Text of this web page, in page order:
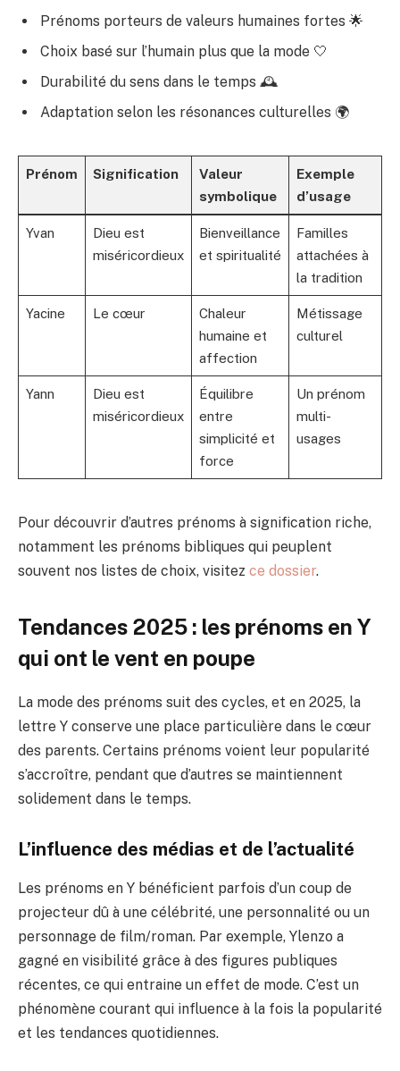
Prénoms porteurs de valeurs humaines fortes 🌟
Choix basé sur l’humain plus que la mode 🤍
Durabilité du sens dans le temps 🕰️
Adaptation selon les résonances culturelles 🌍
Prénom Signification
Valeur
symbolique
Exemple
d’usage
Yvan
Dieu est
miséricordieux
Bienveillance
et spiritualité
Familles
attachées à
la tradition
Yacine Le cœur
Chaleur
humaine et
affection
Métissage
culturel
Yann
Dieu est
miséricordieux
Équilibre
entre
simplicité et
force
Un prénom
multi-
usages
Pour découvrir d’autres prénoms à signification riche,
notamment les prénoms bibliques qui peuplent
souvent nos listes de choix, visitez ce dossier.
Tendances 2025 : les prénoms en Y
qui ont le vent en poupe
La mode des prénoms suit des cycles, et en 2025, la
lettre Y conserve une place particulière dans le cœur
des parents. Certains prénoms voient leur popularité
s’accroître, pendant que d’autres se maintiennent
solidement dans le temps.
L’influence des médias et de l’actualité
Les prénoms en Y bénéficient parfois d’un coup de
projecteur dû à une célébrité, une personnalité ou un
personnage de film/roman. Par exemple, Ylenzo a
gagné en visibilité grâce à des figures publiques
récentes, ce qui entraine un effet de mode. C’est un
phénomène courant qui influence à la fois la popularité
et les tendances quotidiennes.